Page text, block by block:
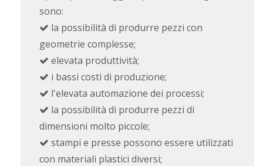
sono:
la possibilità di produrre pezzi con
geometrie complesse;
elevata produttività;
i bassi costi di produzione;
l'elevata automazione dei processi;
la possibilità di produrre pezzi di
dimensioni molto piccole;
stampi e presse possono essere utilizzati
con materiali plastici diversi;